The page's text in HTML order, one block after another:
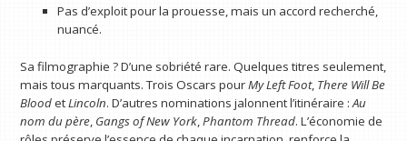
Pas d’exploit pour la prouesse, mais un accord recherché,
nuancé.
Sa filmographie ? D’une sobriété rare. Quelques titres seulement,
mais tous marquants. Trois Oscars pourMy Left Foot, There Will Be
BloodetLincoln. D’autres nominations jalonnent l’itinéraire :Au
nom du père, Gangs of New York,Phantom Thread. L’économie de